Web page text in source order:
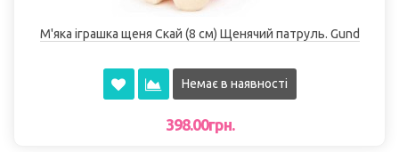
М'яка іграшка щеня Скай (8 см) Щенячий патруль. Gund
Немає в наявності
398.00грн.